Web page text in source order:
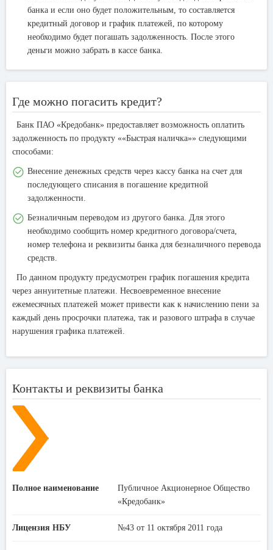
банка и если оно будет положительным, то составляется
кредитный договор и график платежей, по которому
необходимо будет погашать задолженность. После этого
деньги можно забрать в кассе банка.
Где можно погасить кредит?
Банк ПАО «Кредобанк» предоставляет возможность оплатить
задолженность по продукту ««Быстрая наличка»» следующими
способами:
Внесение денежных средств через кассу банка на счет для
последующего списания в погашение кредитной
задолженности.
Безналичным переводом из другого банка. Для этого
необходимо сообщить номер кредитного договора/счета,
номер телефона и реквизиты банка для безналичного перевода
средств.
По данном продукту предусмотрен график погашения кредита
через аннуитетные платежи. Несвоевременное внесение
ежемесячных платежей может привести как к начислению пени за
каждый день просрочки платежа, так и разового штрафа в случае
нарушения графика платежей.
Контакты и реквизиты банка
Полное наименование
Публичное Акционерное Общество
«Кредобанк»
Лицензия НБУ №43 от 11 октября 2011 года